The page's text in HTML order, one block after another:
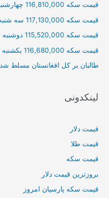
ب
ر
ا
قیمت سکه 116,810,000 چهارشنبه ۱۴۰۰/۷/۲۸
قیمت سکه 117,130,000 سه شنبه ۱۴۰۰/۷/۲۷
قیمت سکه 115,520,000 دوشنبه ۱۴۰۰/۷/۲۶
قیمت سکه 116,680,000 یکشنبه ۱۴۰۰/۷/۲۵
طالبان بر كل افغانستان مسلط شد
لینکدونی
قیمت دلار
قیمت طلا
قیمت سکه
بروزترین قیمت دلار
قیمت سکه پارسیان امروز